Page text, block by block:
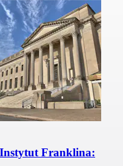
Franklina: